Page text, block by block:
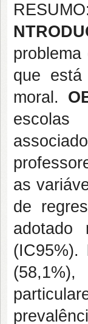
RESUMO:
que
moral.
as
de
(IC95%).